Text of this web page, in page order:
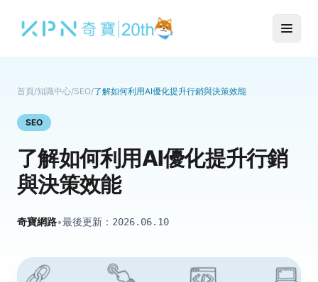
首頁/知識中心/SEO/了解如何利用AI優化提升行銷與決策效能
SEO
了解如何利用AI優化提升行銷
與決策效能
奇寶網路•最後更新： 2026.06.10